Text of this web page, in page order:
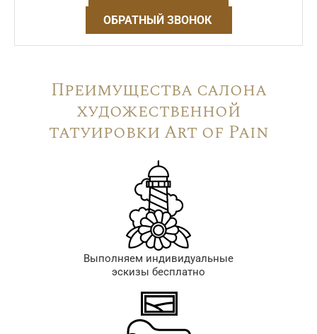
ОБРАТНЫЙ ЗВОНОК
Преимущества салона
художественной
татуировки Art of Pain
Выполняем индивидуальные
эскизы бесплатно